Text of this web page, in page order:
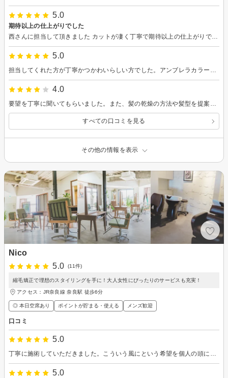
5.0
期待以上の仕上がりでした
西さんに担当して頂きました カットが凄く丁寧で期待以上の仕上がりでした！大満足です😭✨️またよろしくお願いします🙏
5.0
担当してくれた方が丁寧かつかわいらしい方でした。アンブレラカラーを考えていったのですが、イヤリングとかどうですか？と提案もしてくれて、カラーについてもあれこれ提案してくれるのがよかったです。 駐車場の心配もないし、通いたいと思います。 赤の発色がすごくきれいに出て提案通りでよかったと思います。
4.0
要望を丁寧に聞いてもらいました。また、髪の乾燥の方法や髪型を提案してもらい、参考になりました。
すべての口コミを見る
その他の情報を表示
Nico
5.0
(11件)
縮毛矯正で理想のスタイリングを手に！大人女性にぴったりのサービスも充実！
アクセス：JR奈良線 奈良駅 徒歩6分
◎ 本日空席あり ポイントが貯まる・使える メンズ歓迎
口コミ
5.0
丁寧に施術していただきました。こういう風にという希望を個人の頭にあった形に調整していただいて、とても良かったです。
5.0